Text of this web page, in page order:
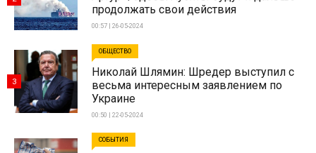
продолжать свои действия
00:57 | 26-05-2024
ОБЩЕСТВО
Николай Шлямин: Шредер выступил с
весьма интересным заявлением по
Украине
00:50 | 22-05-2024
3
СОБЫТИЯ